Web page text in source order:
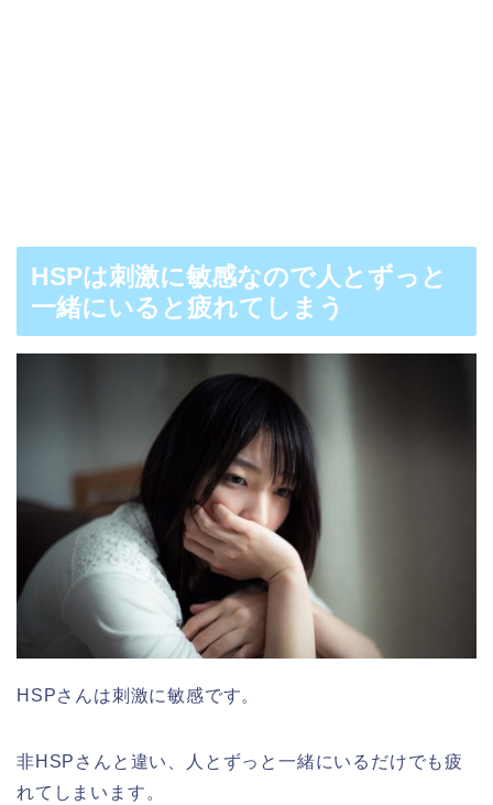
HSPは刺激に敏感なので人とずっと
一緒にいると疲れてしまう
HSPさんは刺激に敏感です。
非HSPさんと違い、人とずっと一緒にいるだけでも疲
れてしまいます。